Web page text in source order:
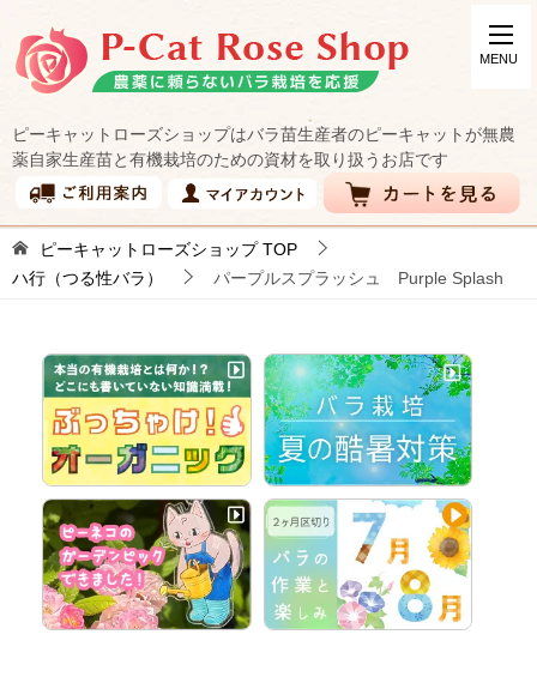
ピーキャットローズショップはバラ苗生産者のピーキャットが無農
薬自家生産苗と有機栽培のための資材を取り扱うお店です
ピーキャットローズショップTOP
ハ行（つる性バラ）
パープルスプラッシュ Purple Splash